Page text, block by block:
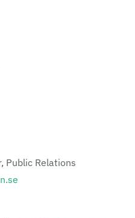
Public Relations